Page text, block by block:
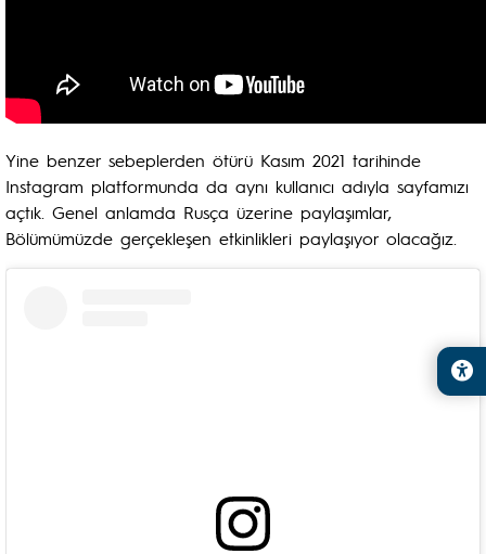
Yine benzer sebeplerden ötürü Kasım 2021 tarihinde
Instagram platformunda da aynı kullanıcı adıyla sayfamızı
açtık. Genel anlamda Rusça üzerine paylaşımlar,
Bölümümüzde gerçekleşen etkinlikleri paylaşıyor olacağız.